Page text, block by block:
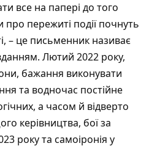
все на папері до того
про пережиті події почнуть
– це письменник називає
Лютий 2022 року,
бажання виконувати
та водночас постійне
а часом й відверто
керівництва, бої за
року та самоіронія у